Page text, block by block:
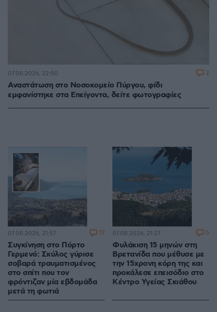
Αναστάτωση στο Νοσοκομείο Πύργου, φίδι
εμφανίστηκε στα Επείγοντα, δείτε φωτογραφίες
07.08.2026, 22:00 2
Συγκίνηση στο Πόρτο
Γερμενό: Σκύλος γύρισε
σοβαρά τραυματισμένος
στο σπίτι που τον
φρόντιζαν μία εβδομάδα
μετά τη φωτιά
07.08.2026, 21:57 17
Φυλάκιση 15 μηνών στη
Βρετανίδα που μέθυσε με
την 15χρονη κόρη της και
προκάλεσε επεισόδιο στο
Κέντρο Υγείας Σκιάθου
07.08.2026, 21:27 5